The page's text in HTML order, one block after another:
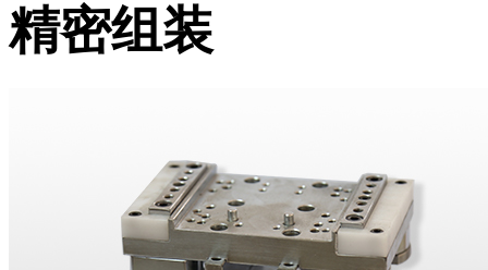
精密组装